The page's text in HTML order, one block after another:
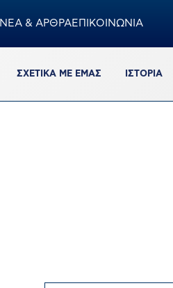
ΝΕΑ & ΑΡΘΡΑΕΠΙΚΟΙΝΩΝΙΑ
ΣΧΕΤΙΚΆ ΜΕ ΕΜΆΣ ΙΣΤΟΡΊΑ